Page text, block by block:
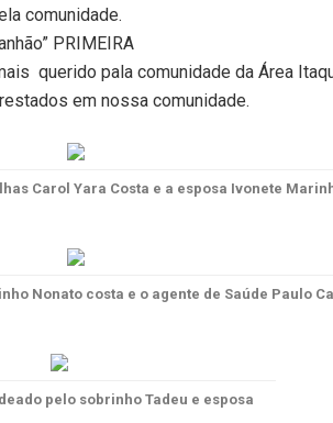
comunidade.
PRIMEIRA
querido pala comunidade da Área
em nossa comunidade.
Carol Yara Costa e a esposa Ivonete
Nonato costa e o agente de Saúde Paulo
pelo sobrinho Tadeu e esposa